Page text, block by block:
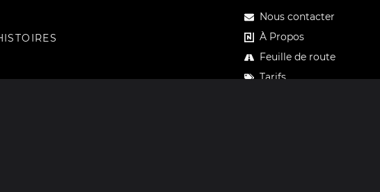
Nous contacter
À Propos
Feuille de route
Tarifs